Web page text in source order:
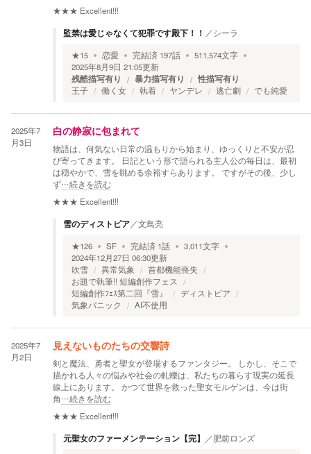
★★★ Excellent!!!
監禁は愛じゃなくて犯罪です殿下！！ ／シーラ
★15 恋愛 完結済 197話 511,574文字
2025年8月9日 21:05更新
残酷描写有り 暴力描写有り 性描写有り
王子 働く女 執着 ヤンデレ 逃亡劇 でも純愛
2025年7
月3日
白の静寂に包まれて
物語は、何気ない日常の温もりから始まり、ゆっくりと不安が忍
び寄ってきます。 日記という形で語られる主人公の毎日は、最初
は穏やかで、雪を眺める余裕すらあります。 ですがその後、少し
ず…続きを読む
★★★ Excellent!!!
雪のディストピア／文鳥亮
★126 SF 完結済 1話 3,011文字
2024年12月27日 06:30更新
吹雪
異常気象
首都機能喪失
お題で執筆!! 短編創作フェス
短編創作ﾌｪｽ第二回『雪』
ディストピア
気象パニック
AI不使用
2025年7
月2日
見えないものたちの交響詩
剣と魔法、勇者と聖女が登場するファンタジー。 しかし、そこで
描かれる人々の悩みや社会の軋轢は、私たちの暮らす現実の延長
線上にあります。 かつて世界を救った聖女モルゲンは、今は街
角…続きを読む
★★★ Excellent!!!
元聖女のファーメンテーション【完】 ／肥前ロンズ